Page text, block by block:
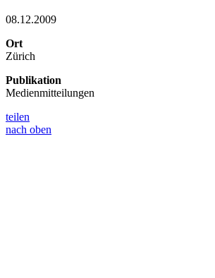
08.12.2009
Ort
Zürich
Publikation
Medienmitteilungen
teilen
nach oben